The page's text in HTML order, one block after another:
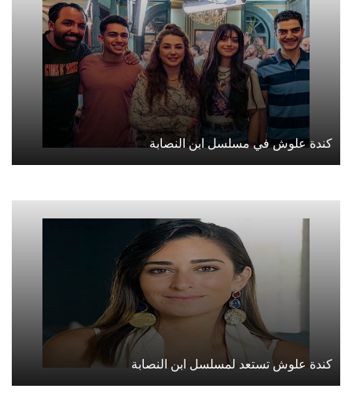
كندة علوش في مسلسل ابن النصابة
كندة علوش تستعد لمسلسل ابن النصابة